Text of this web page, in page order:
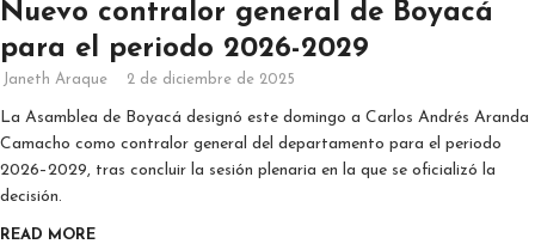
Nuevo contralor general de Boyacá
para el periodo 2026-2029
Janeth Araque 2 de diciembre de 2025
La Asamblea de Boyacá designó este domingo a Carlos Andrés Aranda
Camacho como contralor general del departamento para el periodo
2026–2029, tras concluir la sesión plenaria en la que se oficializó la
decisión.
READ MORE